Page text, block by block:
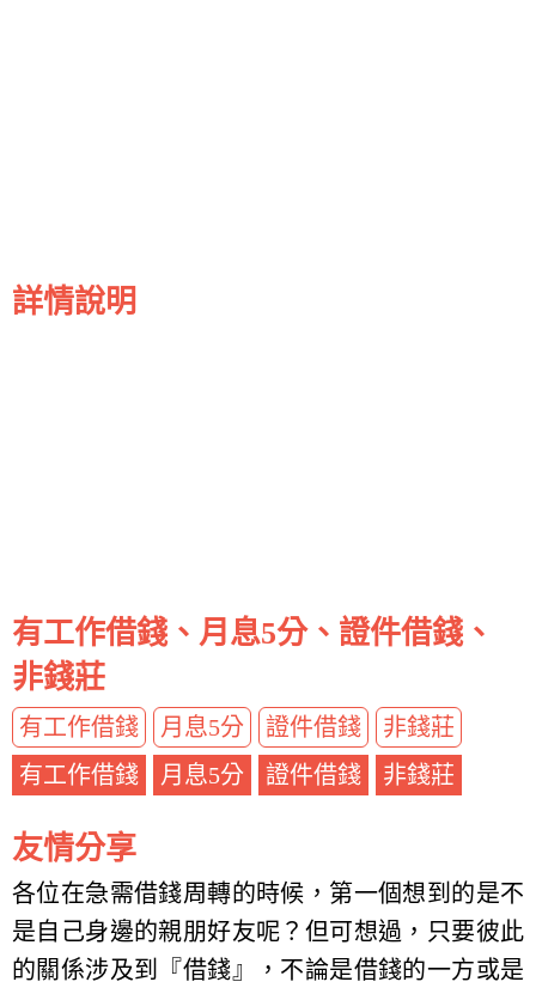
詳情說明
有工作借錢、月息5分、證件借錢、
非錢莊
有工作借錢 月息5分 證件借錢
非錢莊
有工作借錢
月息5分 證件借錢 非錢莊
友情分享
各位在急需借錢周轉的時候，第一個想到的是不
是自己身邊的親朋好友呢？但可想過，只要彼此
的關係涉及到『借錢』，不論是借錢的一方或是